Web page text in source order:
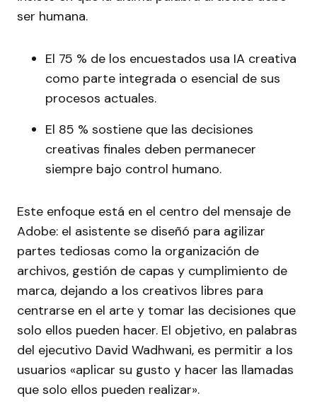
ser humana.
El 75 % de los encuestados usa IA creativa
como parte integrada o esencial de sus
procesos actuales.
El 85 % sostiene que las decisiones
creativas finales deben permanecer
siempre bajo control humano.
Este enfoque está en el centro del mensaje de
Adobe: el asistente se diseñó para agilizar
partes tediosas como la organización de
archivos, gestión de capas y cumplimiento de
marca, dejando a los creativos libres para
centrarse en el arte y tomar las decisiones que
solo ellos pueden hacer. El objetivo, en palabras
del ejecutivo David Wadhwani, es permitir a los
usuarios «aplicar su gusto y hacer las llamadas
que solo ellos pueden realizar».